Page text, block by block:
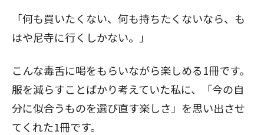
「何も買いたくない、何も持ちたくないなら、も
はや尼寺に行くしかない。」
こんな毒舌に喝をもらいながら楽しめる1冊です。
服を減らすことばかり考えていた私に、「今の自
分に似合うものを選び直す楽しさ」を思い出させ
てくれた1冊です。